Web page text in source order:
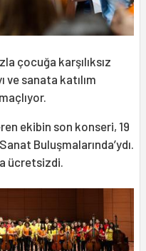
çocuğa karşılıksız
ve sanata katılım
ekibin son konseri, 19
Buluşmalarında’ydı.
ücretsizdi.